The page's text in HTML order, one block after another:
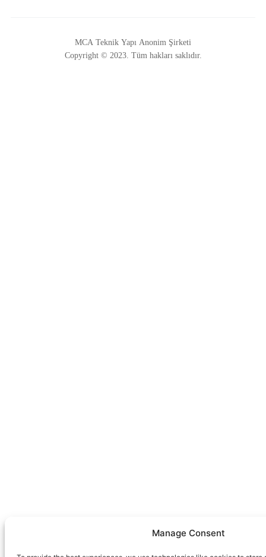
Manage Consent
MCA Teknik Yapı Anonim Şirketi
Copyright © 2023. Tüm hakları saklıdır.